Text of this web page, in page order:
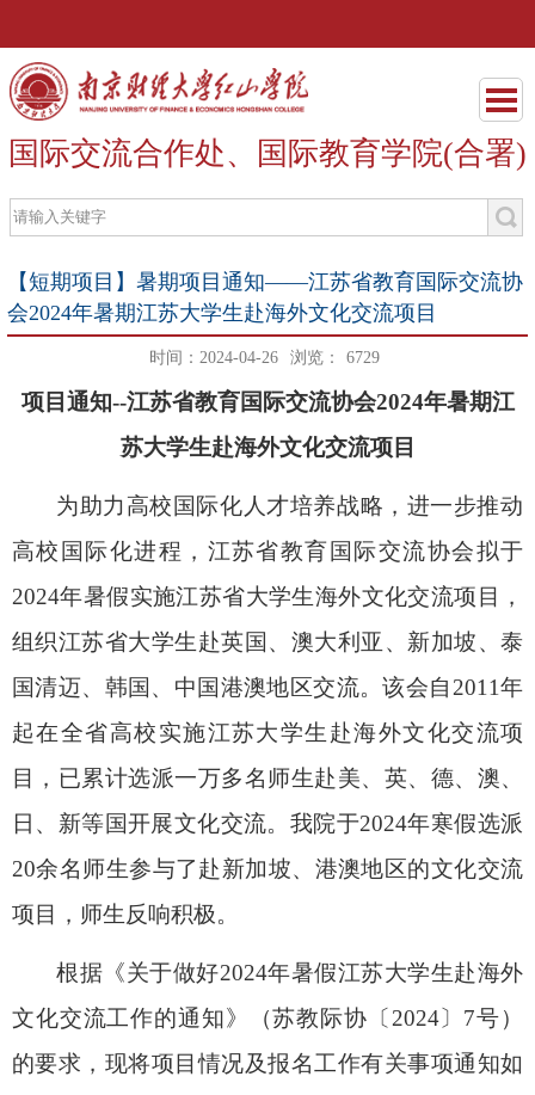
国际交流合作处、国际教育学院(合署)
【短期项目】暑期项目通知——江苏省教育国际交流协
会2024年暑期江苏大学生赴海外文化交流项目
时间：2024-04-26 浏览： 6729
项目通知--江苏省教育国际交流协会2024年暑期江
苏大学生赴海外文化交流项目
为助力高校国际化人才培养战略，进一步推动
高校国际化进程，江苏省教育国际交流协会拟于
2024年暑假实施江苏省大学生海外文化交流项目，
组织江苏省大学生赴英国、澳大利亚、新加坡、泰
国清迈、韩国、中国港澳地区交流。该会自 2011年
起在全省高校实施江苏大学生赴海外文化交流项
目，已累计选派一万多名师生赴美、英、德、澳、
日、新等国开展文化交流。我院于2024年寒假选派
20余名师生参与了赴新加坡、港澳地区的文化交流
项目，师生反响积极。
根据《关于做好2024年暑假江苏大学生赴海外
文化交流工作的通知》（苏教际协〔 2024〕 7号）
的要求，现将项目情况及报名工作有关事项通知如